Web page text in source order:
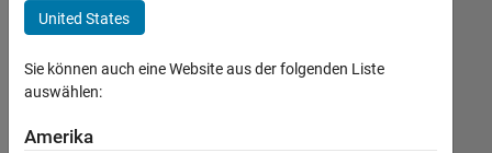
Commercial Sales
Inside Sales
Human Resources
+3
Derzeit
United States
Sie können auch eine Website aus der folgenden Liste
auswählen:
Amerika